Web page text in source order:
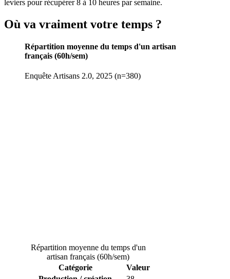
leviers pour récupérer 8 à 10 heures par semaine.
Où va vraiment votre temps ?
Répartition moyenne du temps d'un artisan
français (60h/sem)
Enquête Artisans 2.0, 2025 (n=380)
Répartition moyenne du temps d'un
artisan français (60h/sem)
Catégorie
Valeur